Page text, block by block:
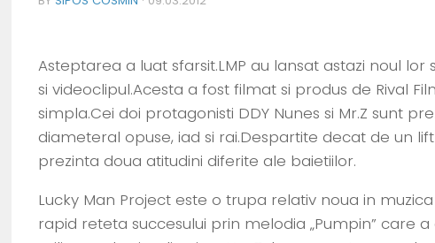
Asteptarea a luat sfarsit.LMP au lansat astazi noul lor
si videoclipul.Acesta a fost filmat si produs de Rival
simpla.Cei doi protagonisti DDY Nunes si Mr.Z sunt
diameteral opuse, iad si rai.Despartite decat de un lift
prezinta doua atitudini diferite ale baietiilor.
Lucky Man Project este o trupa relativ noua in
rapid reteta succesului prin melodia „Pumpin” care